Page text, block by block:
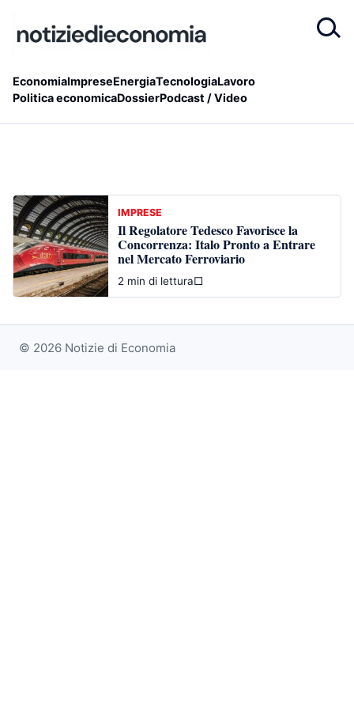
EconomiaImpreseEnergiaTecnologiaLavoro
Politica economicaDossierPodcast / Video
IMPRESE
Il Regolatore Tedesco Favorisce la
Concorrenza: Italo Pronto a Entrare
nel Mercato Ferroviario
2 min di lettura□
© 2026 Notizie di Economia